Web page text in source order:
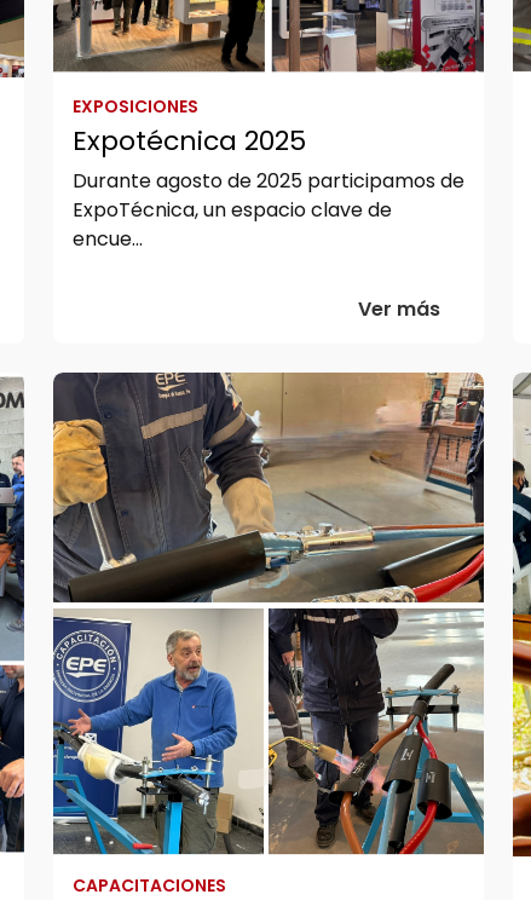
EXPOSICIONES
Expotécnica 2025
Durante agosto de 2025 participamos de
ExpoTécnica, un espacio clave de
encue...
Ver más
CAPACITACIONES